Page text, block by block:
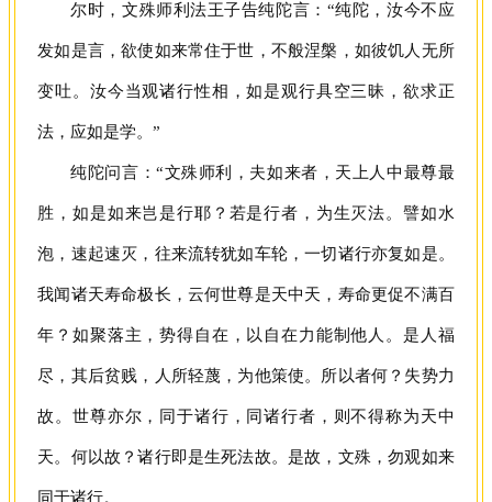
尔时，文殊师利法王子告纯陀言：“纯陀，汝今不应
发如是言，欲使如来常住于世，不般涅槃，如彼饥人无所
变吐。汝今当观诸行性相，如是观行具空三昧，欲求正
法，应如是学。”
纯陀问言：“文殊师利，夫如来者，天上人中最尊最
胜，如是如来岂是行耶？若是行者，为生灭法。譬如水
泡，速起速灭，往来流转犹如车轮，一切诸行亦复如是。
我闻诸天寿命极长，云何世尊是天中天，寿命更促不满百
年？如聚落主，势得自在，以自在力能制他人。是人福
尽，其后贫贱，人所轻蔑，为他策使。所以者何？失势力
故。世尊亦尔，同于诸行，同诸行者，则不得称为天中
天。何以故？诸行即是生死法故。是故，文殊，勿观如来
同于诸行。